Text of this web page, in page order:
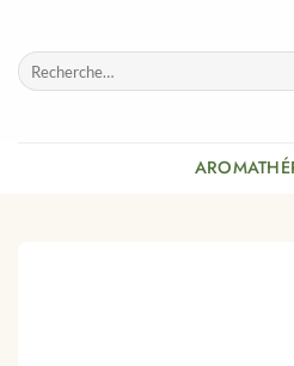
contenu
Recherche
pour :